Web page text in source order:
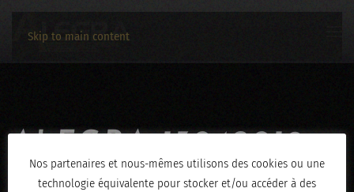
Skip to main content
ALEGRA-13042019-
1032
Nos partenaires et nous-mêmes utilisons des cookies ou une
technologie équivalente pour stocker et/ou accéder à des